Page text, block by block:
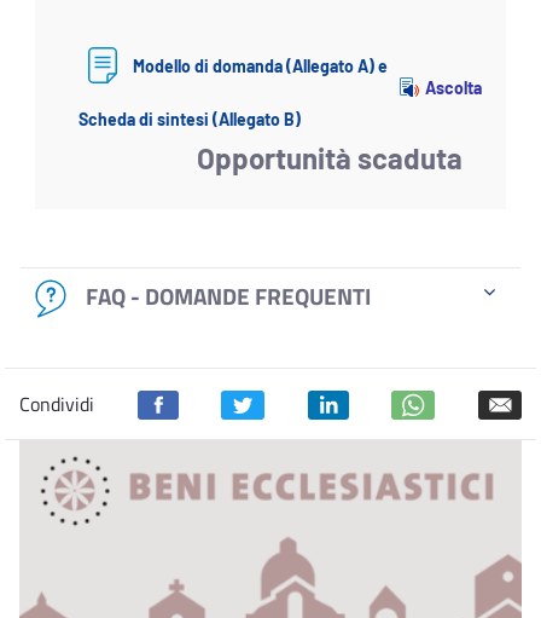
Modello di domanda (Allegato A) e
Scheda di sintesi (Allegato B)
Ascolta
Opportunità scaduta
FAQ - DOMANDE FREQUENTI
Condividi